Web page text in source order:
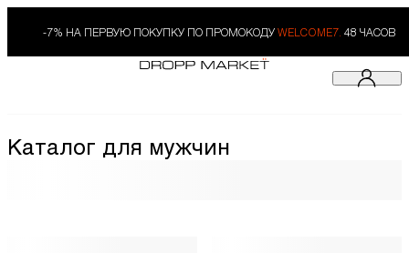
-7% НА ПЕРВУЮ ПОКУПКУ ПО ПРОМОКОДУ WELCOME7. 48 ЧАСОВ
Каталог для мужчин